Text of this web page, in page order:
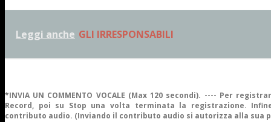
Leggi anche GLI IRRESPONSABILI
*INVIA UN COMMENTO VOCALE (Max 120 secondi). ---- Per
Record, poi su Stop una volta terminata la registrazione.
contributo audio. (Inviando il contributo audio si autorizza alla sua